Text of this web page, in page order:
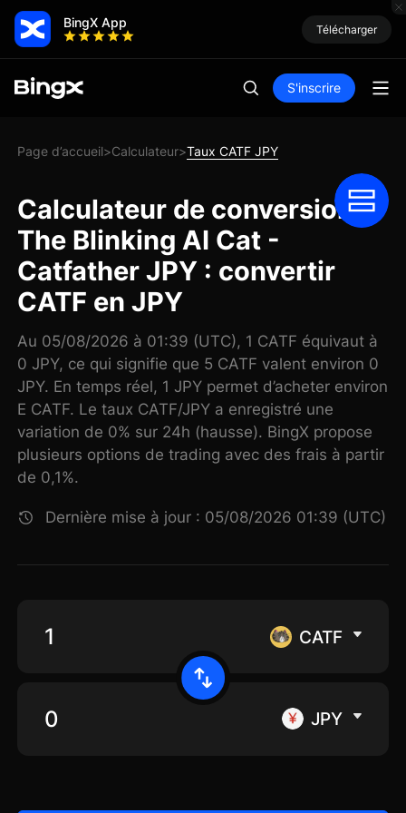
BingX App Télécharger
S'inscrire
Page d’accueil>Calculateur>Taux CATF JPY
Calculateur de conversion
The Blinking AI Cat -
Catfather JPY : convertir
CATF en JPY
Au 05/08/2026 à 01:39 (UTC), 1 CATF équivaut à
0 JPY, ce qui signifie que 5 CATF valent environ 0
JPY. En temps réel, 1 JPY permet d’acheter environ
E CATF. Le taux CATF/JPY a enregistré une
variation de 0% sur 24h (hausse). BingX propose
plusieurs options de trading avec des frais à partir
de 0,1%.
Dernière mise à jour : 05/08/2026 01:39 (UTC)
CATF
JPY